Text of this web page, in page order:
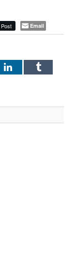
Post Email
LinkedInTumblr